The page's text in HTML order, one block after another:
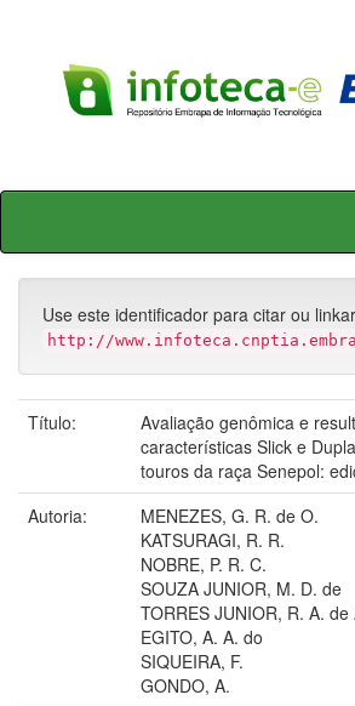
Skip
Use este identificador para citar ou
http://
Título:
Avaliação genômica e
características Slick e
touros da raça Senepol:
Autoria:
MENEZES, G. R. de O.
KATSURAGI, R. R.
NOBRE, P. R. C.
SOUZA JUNIOR, M. D. de
TORRES JUNIOR, R. A. de
EGITO, A. A. do
SIQUEIRA, F.
GONDO, A.